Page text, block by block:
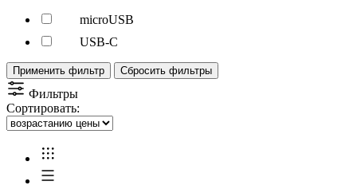
microUSB
USB-C
Применить фильтр Сбросить фильтры
Фильтры
Сортировать: